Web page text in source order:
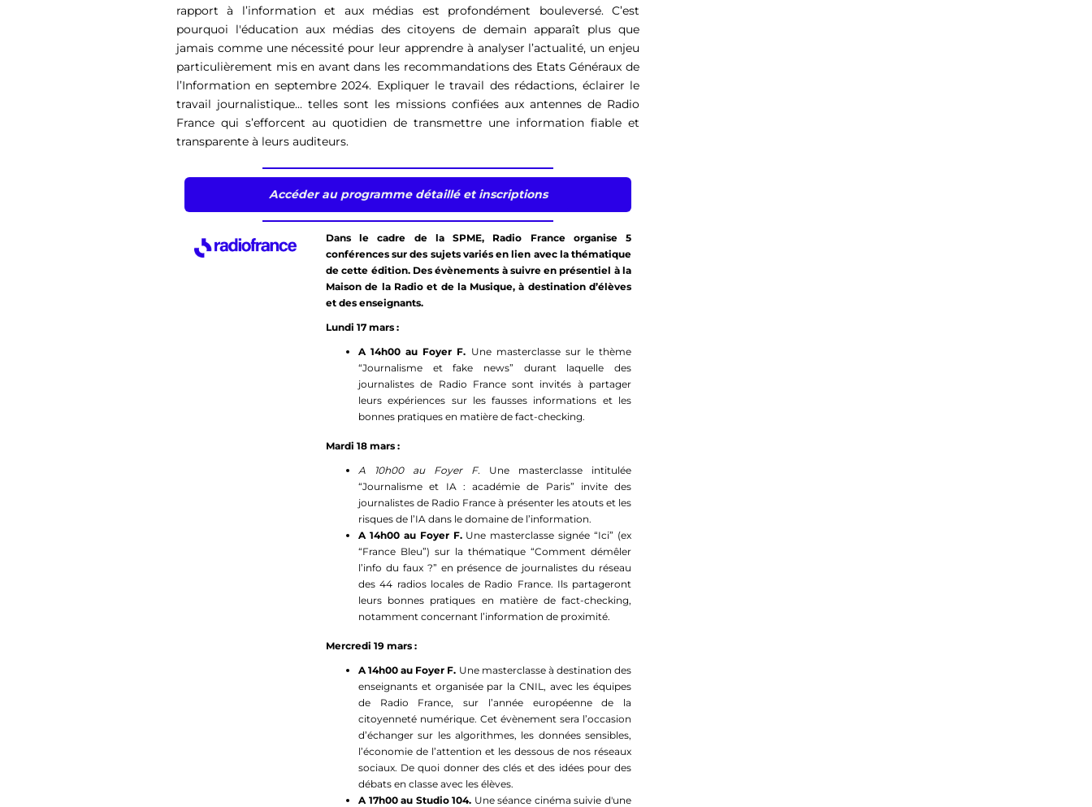
rapport à l’information et aux médias est profondément bouleversé. C’est
pourquoi l'éducation aux médias des citoyens de demain apparaît plus que
jamais comme une nécessité pour leur apprendre à analyser l’actualité, un enjeu
particulièrement mis en avant dans les recommandations des Etats Généraux de
l’Information en septembre 2024. Expliquer le travail des rédactions, éclairer le
travail journalistique... telles sont les missions confiées aux antennes de Radio
France qui s’efforcent au quotidien de transmettre une information fiable et
transparente à leurs auditeurs.
Accéder au programme détaillé et inscriptions
Dans le cadre de la SPME, Radio France organise 5
conférences sur des sujets variés en lien avec la thématique
de cette édition. Des évènements à suivre en présentiel à la
Maison de la Radio et de la Musique, à destination d’élèves
et des enseignants.
Lundi 17 mars :
A 14h00 au Foyer F. Une masterclasse sur le thème
“Journalisme et fake news” durant laquelle des
journalistes de Radio France sont invités à partager
leurs expériences sur les fausses informations et les
bonnes pratiques en matière de fact-checking.
Mardi 18 mars :
A 10h00 au Foyer F. Une masterclasse intitulée
“Journalisme et IA : académie de Paris” invite des
journalistes de Radio France à présenter les atouts et les
risques de l’IA dans le domaine de l’information.
A 14h00 au Foyer F.Une masterclasse signée “Ici” (ex
“France Bleu”) sur la thématique “Comment démêler
l’info du faux ?” en présence de journalistes du réseau
des 44 radios locales de Radio France. Ils partageront
leurs bonnes pratiques en matière de fact-checking,
notamment concernant l’information de proximité.
Mercredi 19 mars :
A 14h00 au Foyer F. Une masterclasse à destination des
enseignants et organisée par la CNIL, avec les équipes
de Radio France, sur l’année européenne de la
citoyenneté numérique. Cet évènement sera l’occasion
d’échanger sur les algorithmes, les données sensibles,
l’économie de l’attention et les dessous de nos réseaux
sociaux. De quoi donner des clés et des idées pour des
débats en classe avec les élèves.
A 17h00 au Studio 104. Une séance cinéma suivie d'une